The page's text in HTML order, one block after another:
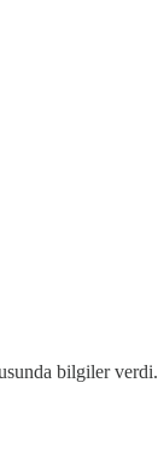
bilgiler verdi.